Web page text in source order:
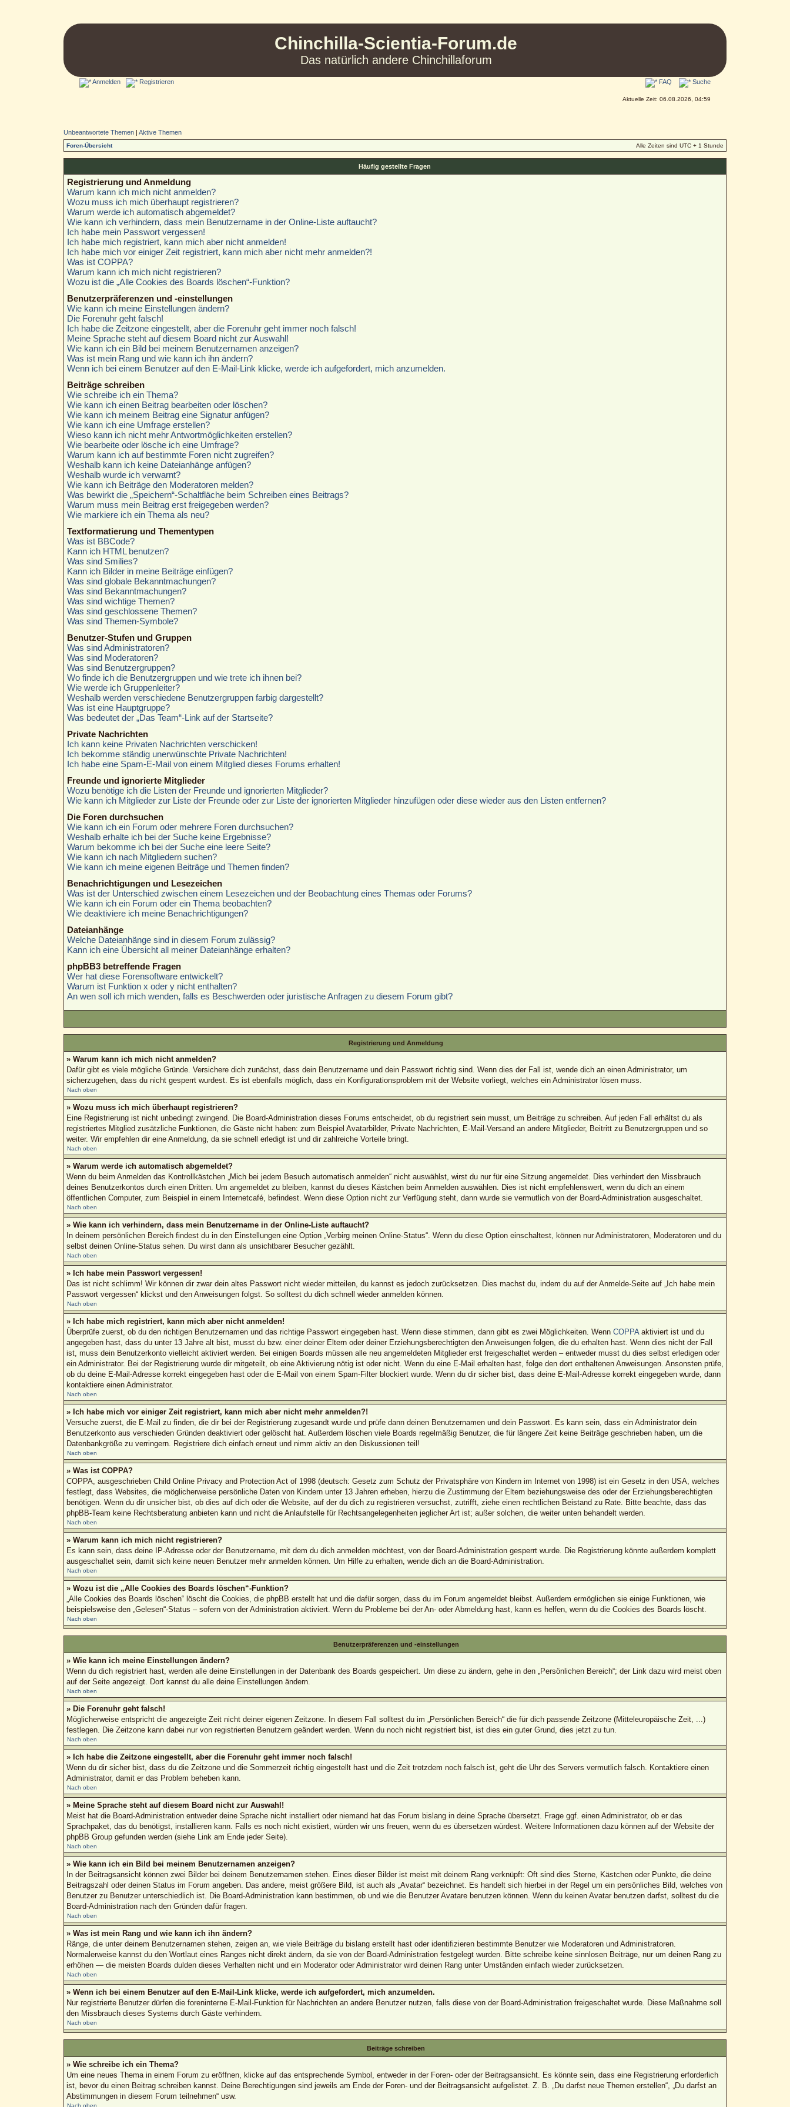
Chinchilla-Scientia-Forum.de
Das natürlich andere Chinchillaforum
Anmelden Registrieren FAQ Suche
Aktuelle Zeit: 06.08.2026, 04:59
Unbeantwortete Themen| Aktive Themen
Foren-Übersicht Alle Zeiten sind UTC + 1 Stunde
Häufig gestellte Fragen
Registrierung und Anmeldung
Warum kann ich mich nicht anmelden?
Wozu muss ich mich überhaupt registrieren?
Warum werde ich automatisch abgemeldet?
Wie kann ich verhindern, dass mein Benutzername in der Online-Liste auftaucht?
Ich habe mein Passwort vergessen!
Ich habe mich registriert, kann mich aber nicht anmelden!
Ich habe mich vor einiger Zeit registriert, kann mich aber nicht mehr anmelden?!
Was ist COPPA?
Warum kann ich mich nicht registrieren?
Wozu ist die „Alle Cookies des Boards löschen“-Funktion?
Benutzerpräferenzen und -einstellungen
Wie kann ich meine Einstellungen ändern?
Die Forenuhr geht falsch!
Ich habe die Zeitzone eingestellt, aber die Forenuhr geht immer noch falsch!
Meine Sprache steht auf diesem Board nicht zur Auswahl!
Wie kann ich ein Bild bei meinem Benutzernamen anzeigen?
Was ist mein Rang und wie kann ich ihn ändern?
Wenn ich bei einem Benutzer auf den E-Mail-Link klicke, werde ich aufgefordert, mich anzumelden.
Beiträge schreiben
Wie schreibe ich ein Thema?
Wie kann ich einen Beitrag bearbeiten oder löschen?
Wie kann ich meinem Beitrag eine Signatur anfügen?
Wie kann ich eine Umfrage erstellen?
Wieso kann ich nicht mehr Antwortmöglichkeiten erstellen?
Wie bearbeite oder lösche ich eine Umfrage?
Warum kann ich auf bestimmte Foren nicht zugreifen?
Weshalb kann ich keine Dateianhänge anfügen?
Weshalb wurde ich verwarnt?
Wie kann ich Beiträge den Moderatoren melden?
Was bewirkt die „Speichern“-Schaltfläche beim Schreiben eines Beitrags?
Warum muss mein Beitrag erst freigegeben werden?
Wie markiere ich ein Thema als neu?
Textformatierung und Thementypen
Was ist BBCode?
Kann ich HTML benutzen?
Was sind Smilies?
Kann ich Bilder in meine Beiträge einfügen?
Was sind globale Bekanntmachungen?
Was sind Bekanntmachungen?
Was sind wichtige Themen?
Was sind geschlossene Themen?
Was sind Themen-Symbole?
Benutzer-Stufen und Gruppen
Was sind Administratoren?
Was sind Moderatoren?
Was sind Benutzergruppen?
Wo finde ich die Benutzergruppen und wie trete ich ihnen bei?
Wie werde ich Gruppenleiter?
Weshalb werden verschiedene Benutzergruppen farbig dargestellt?
Was ist eine Hauptgruppe?
Was bedeutet der „Das Team“-Link auf der Startseite?
Private Nachrichten
Ich kann keine Privaten Nachrichten verschicken!
Ich bekomme ständig unerwünschte Private Nachrichten!
Ich habe eine Spam-E-Mail von einem Mitglied dieses Forums erhalten!
Freunde und ignorierte Mitglieder
Wozu benötige ich die Listen der Freunde und ignorierten Mitglieder?
Wie kann ich Mitglieder zur Liste der Freunde oder zur Liste der ignorierten Mitglieder hinzufügen oder diese wieder aus den Listen entfernen?
Die Foren durchsuchen
Wie kann ich ein Forum oder mehrere Foren durchsuchen?
Weshalb erhalte ich bei der Suche keine Ergebnisse?
Warum bekomme ich bei der Suche eine leere Seite?
Wie kann ich nach Mitgliedern suchen?
Wie kann ich meine eigenen Beiträge und Themen finden?
Benachrichtigungen und Lesezeichen
Was ist der Unterschied zwischen einem Lesezeichen und der Beobachtung eines Themas oder Forums?
Wie kann ich ein Forum oder ein Thema beobachten?
Wie deaktiviere ich meine Benachrichtigungen?
Dateianhänge
Welche Dateianhänge sind in diesem Forum zulässig?
Kann ich eine Übersicht all meiner Dateianhänge erhalten?
phpBB3 betreffende Fragen
Wer hat diese Forensoftware entwickelt?
Warum ist Funktion x oder y nicht enthalten?
An wen soll ich mich wenden, falls es Beschwerden oder juristische Anfragen zu diesem Forum gibt?
Registrierung und Anmeldung
» Warum kann ich mich nicht anmelden?
Dafür gibt es viele mögliche Gründe. Versichere dich zunächst, dass dein Benutzername und dein Passwort richtig sind. Wenn dies der Fall ist, wende dich an einen Administrator, um
sicherzugehen, dass du nicht gesperrt wurdest. Es ist ebenfalls möglich, dass ein Konfigurationsproblem mit der Website vorliegt, welches ein Administrator lösen muss.
Nach oben
» Wozu muss ich mich überhaupt registrieren?
Eine Registrierung ist nicht unbedingt zwingend. Die Board-Administration dieses Forums entscheidet, ob du registriert sein musst, um Beiträge zu schreiben. Auf jeden Fall erhältst du als
registriertes Mitglied zusätzliche Funktionen, die Gäste nicht haben: zum Beispiel Avatarbilder, Private Nachrichten, E-Mail-Versand an andere Mitglieder, Beitritt zu Benutzergruppen und so
weiter. Wir empfehlen dir eine Anmeldung, da sie schnell erledigt ist und dir zahlreiche Vorteile bringt.
Nach oben
» Warum werde ich automatisch abgemeldet?
Wenn du beim Anmelden das Kontrollkästchen „Mich bei jedem Besuch automatisch anmelden“ nicht auswählst, wirst du nur für eine Sitzung angemeldet. Dies verhindert den Missbrauch
deines Benutzerkontos durch einen Dritten. Um angemeldet zu bleiben, kannst du dieses Kästchen beim Anmelden auswählen. Dies ist nicht empfehlenswert, wenn du dich an einem
öffentlichen Computer, zum Beispiel in einem Internetcafé, befindest. Wenn diese Option nicht zur Verfügung steht, dann wurde sie vermutlich von der Board-Administration ausgeschaltet.
Nach oben
» Wie kann ich verhindern, dass mein Benutzername in der Online-Liste auftaucht?
In deinem persönlichen Bereich findest du in den Einstellungen eine Option „Verbirg meinen Online-Status“. Wenn du diese Option einschaltest, können nur Administratoren, Moderatoren und du
selbst deinen Online-Status sehen. Du wirst dann als unsichtbarer Besucher gezählt.
Nach oben
» Ich habe mein Passwort vergessen!
Das ist nicht schlimm! Wir können dir zwar dein altes Passwort nicht wieder mitteilen, du kannst es jedoch zurücksetzen. Dies machst du, indem du auf der Anmelde-Seite auf „Ich habe mein
Passwort vergessen“ klickst und den Anweisungen folgst. So solltest du dich schnell wieder anmelden können.
Nach oben
» Ich habe mich registriert, kann mich aber nicht anmelden!
Überprüfe zuerst, ob du den richtigen Benutzernamen und das richtige Passwort eingegeben hast. Wenn diese stimmen, dann gibt es zwei Möglichkeiten. Wenn COPPAaktiviert ist und du
angegeben hast, dass du unter 13 Jahre alt bist, musst du bzw. einer deiner Eltern oder deiner Erziehungsberechtigten den Anweisungen folgen, die du erhalten hast. Wenn dies nicht der Fall
ist, muss dein Benutzerkonto vielleicht aktiviert werden. Bei einigen Boards müssen alle neu angemeldeten Mitglieder erst freigeschaltet werden – entweder musst du dies selbst erledigen oder
ein Administrator. Bei der Registrierung wurde dir mitgeteilt, ob eine Aktivierung nötig ist oder nicht. Wenn du eine E-Mail erhalten hast, folge den dort enthaltenen Anweisungen. Ansonsten prüfe,
ob du deine E-Mail-Adresse korrekt eingegeben hast oder die E-Mail von einem Spam-Filter blockiert wurde. Wenn du dir sicher bist, dass deine E-Mail-Adresse korrekt eingegeben wurde, dann
kontaktiere einen Administrator.
Nach oben
» Ich habe mich vor einiger Zeit registriert, kann mich aber nicht mehr anmelden?!
Versuche zuerst, die E-Mail zu finden, die dir bei der Registrierung zugesandt wurde und prüfe dann deinen Benutzernamen und dein Passwort. Es kann sein, dass ein Administrator dein
Benutzerkonto aus verschieden Gründen deaktiviert oder gelöscht hat. Außerdem löschen viele Boards regelmäßig Benutzer, die für längere Zeit keine Beiträge geschrieben haben, um die
Datenbankgröße zu verringern. Registriere dich einfach erneut und nimm aktiv an den Diskussionen teil!
Nach oben
» Was ist COPPA?
COPPA, ausgeschrieben Child Online Privacy and Protection Act of 1998 (deutsch: Gesetz zum Schutz der Privatsphäre von Kindern im Internet von 1998) ist ein Gesetz in den USA, welches
festlegt, dass Websites, die möglicherweise persönliche Daten von Kindern unter 13 Jahren erheben, hierzu die Zustimmung der Eltern beziehungsweise des oder der Erziehungsberechtigten
benötigen. Wenn du dir unsicher bist, ob dies auf dich oder die Website, auf der du dich zu registrieren versuchst, zutrifft, ziehe einen rechtlichen Beistand zu Rate. Bitte beachte, dass das
phpBB-Team keine Rechtsberatung anbieten kann und nicht die Anlaufstelle für Rechtsangelegenheiten jeglicher Art ist; außer solchen, die weiter unten behandelt werden.
Nach oben
» Warum kann ich mich nicht registrieren?
Es kann sein, dass deine IP-Adresse oder der Benutzername, mit dem du dich anmelden möchtest, von der Board-Administration gesperrt wurde. Die Registrierung könnte außerdem komplett
ausgeschaltet sein, damit sich keine neuen Benutzer mehr anmelden können. Um Hilfe zu erhalten, wende dich an die Board-Administration.
Nach oben
» Wozu ist die „Alle Cookies des Boards löschen“-Funktion?
„Alle Cookies des Boards löschen“ löscht die Cookies, die phpBB erstellt hat und die dafür sorgen, dass du im Forum angemeldet bleibst. Außerdem ermöglichen sie einige Funktionen, wie
beispielsweise den „Gelesen“-Status – sofern von der Administration aktiviert. Wenn du Probleme bei der An- oder Abmeldung hast, kann es helfen, wenn du die Cookies des Boards löscht.
Nach oben
Benutzerpräferenzen und -einstellungen
» Wie kann ich meine Einstellungen ändern?
Wenn du dich registriert hast, werden alle deine Einstellungen in der Datenbank des Boards gespeichert. Um diese zu ändern, gehe in den „Persönlichen Bereich“; der Link dazu wird meist oben
auf der Seite angezeigt. Dort kannst du alle deine Einstellungen ändern.
Nach oben
» Die Forenuhr geht falsch!
Möglicherweise entspricht die angezeigte Zeit nicht deiner eigenen Zeitzone. In diesem Fall solltest du im „Persönlichen Bereich“ die für dich passende Zeitzone (Mitteleuropäische Zeit, ...)
festlegen. Die Zeitzone kann dabei nur von registrierten Benutzern geändert werden. Wenn du noch nicht registriert bist, ist dies ein guter Grund, dies jetzt zu tun.
Nach oben
» Ich habe die Zeitzone eingestellt, aber die Forenuhr geht immer noch falsch!
Wenn du dir sicher bist, dass du die Zeitzone und die Sommerzeit richtig eingestellt hast und die Zeit trotzdem noch falsch ist, geht die Uhr des Servers vermutlich falsch. Kontaktiere einen
Administrator, damit er das Problem beheben kann.
Nach oben
» Meine Sprache steht auf diesem Board nicht zur Auswahl!
Meist hat die Board-Administration entweder deine Sprache nicht installiert oder niemand hat das Forum bislang in deine Sprache übersetzt. Frage ggf. einen Administrator, ob er das
Sprachpaket, das du benötigst, installieren kann. Falls es noch nicht existiert, würden wir uns freuen, wenn du es übersetzen würdest. Weitere Informationen dazu können auf der Website der
phpBB Group gefunden werden (siehe Link am Ende jeder Seite).
Nach oben
» Wie kann ich ein Bild bei meinem Benutzernamen anzeigen?
In der Beitragsansicht können zwei Bilder bei deinem Benutzernamen stehen. Eines dieser Bilder ist meist mit deinem Rang verknüpft: Oft sind dies Sterne, Kästchen oder Punkte, die deine
Beitragszahl oder deinen Status im Forum angeben. Das andere, meist größere Bild, ist auch als „Avatar“ bezeichnet. Es handelt sich hierbei in der Regel um ein persönliches Bild, welches von
Benutzer zu Benutzer unterschiedlich ist. Die Board-Administration kann bestimmen, ob und wie die Benutzer Avatare benutzen können. Wenn du keinen Avatar benutzen darfst, solltest du die
Board-Administration nach den Gründen dafür fragen.
Nach oben
» Was ist mein Rang und wie kann ich ihn ändern?
Ränge, die unter deinem Benutzernamen stehen, zeigen an, wie viele Beiträge du bislang erstellt hast oder identifizieren bestimmte Benutzer wie Moderatoren und Administratoren.
Normalerweise kannst du den Wortlaut eines Ranges nicht direkt ändern, da sie von der Board-Administration festgelegt wurden. Bitte schreibe keine sinnlosen Beiträge, nur um deinen Rang zu
erhöhen — die meisten Boards dulden dieses Verhalten nicht und ein Moderator oder Administrator wird deinen Rang unter Umständen einfach wieder zurücksetzen.
Nach oben
» Wenn ich bei einem Benutzer auf den E-Mail-Link klicke, werde ich aufgefordert, mich anzumelden.
Nur registrierte Benutzer dürfen die foreninterne E-Mail-Funktion für Nachrichten an andere Benutzer nutzen, falls diese von der Board-Administration freigeschaltet wurde. Diese Maßnahme soll
den Missbrauch dieses Systems durch Gäste verhindern.
Nach oben
Beiträge schreiben
» Wie schreibe ich ein Thema?
Um eine neues Thema in einem Forum zu eröffnen, klicke auf das entsprechende Symbol, entweder in der Foren- oder der Beitragsansicht. Es könnte sein, dass eine Registrierung erforderlich
ist, bevor du einen Beitrag schreiben kannst. Deine Berechtigungen sind jeweils am Ende der Foren- und der Beitragsansicht aufgelistet. Z. B. „Du darfst neue Themen erstellen“, „Du darfst an
Abstimmungen in diesem Forum teilnehmen“ usw.
Nach oben